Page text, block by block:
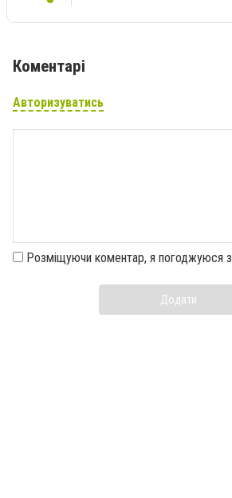
Коментарі
Авторизуватись
Розміщуючи коментар, я погоджуюся з
Додати